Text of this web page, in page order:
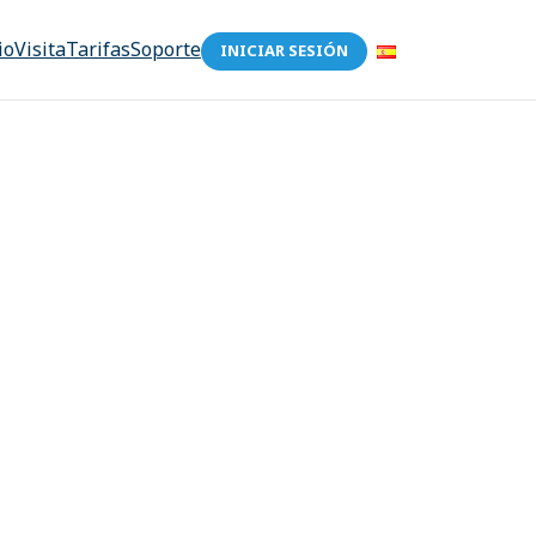
VisitaTarifasSoporte INICIAR SESIÓN